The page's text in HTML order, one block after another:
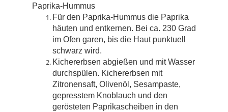
Paprika-Hummus
Für den Paprika-Hummus die Paprika
häuten und entkernen. Bei ca. 230 Grad
im Ofen garen, bis die Haut punktuell
schwarz wird.
Kichererbsen abgießen und mit Wasser
durchspülen. Kichererbsen mit
Zitronensaft, Olivenöl, Sesampaste,
gepresstem Knoblauch und den
gerösteten Paprikascheiben in den